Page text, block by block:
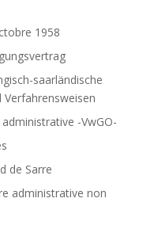
1958
saarländische
-VwGO-
de Sarre
administrative non